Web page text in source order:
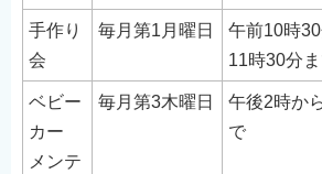
手作り
会
毎月第1月曜日
午前10時
11時30分
ベビー
カー
メンテ
毎月第3木曜日
午後2時か
で